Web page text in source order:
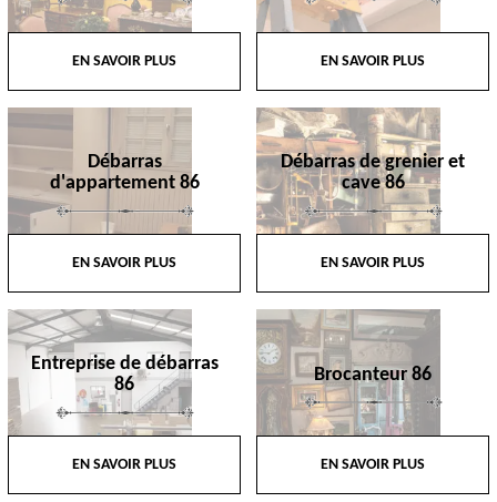
EN SAVOIR PLUS EN SAVOIR PLUS
Débarras
d'appartement 86
EN SAVOIR PLUS
Débarras de grenier et
cave 86
EN SAVOIR PLUS
Entreprise de débarras
86
EN SAVOIR PLUS
Brocanteur 86
EN SAVOIR PLUS